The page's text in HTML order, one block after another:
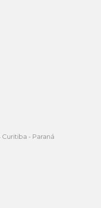
Curitiba - Paraná